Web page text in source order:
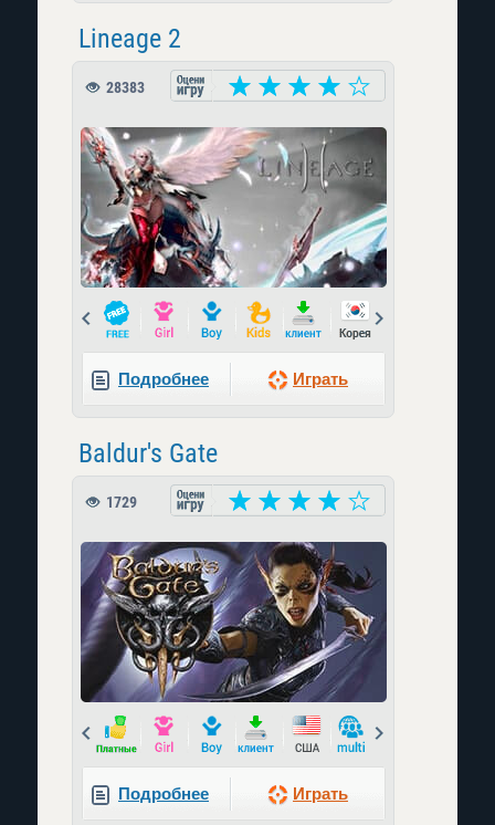
Lineage 2
28383
Prev
Подробнее Играть
Baldur's Gate
1729
Prev
Подробнее Играть